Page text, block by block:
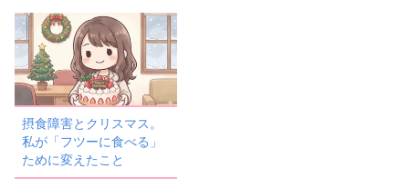
摂食障害とクリスマス。
私が「フツーに食べる」
ために変えたこと